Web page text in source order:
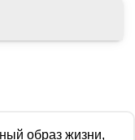
образ жизни,